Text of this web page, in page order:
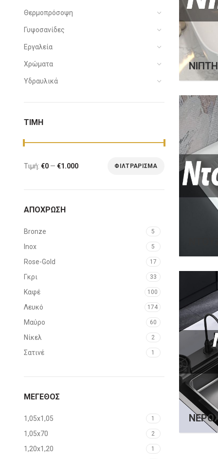
Θερμοπρόσοψη
Γυψοσανίδες
Εργαλεία
Χρώματα
Υδραυλικά
ΤΙΜΗ
Ελάχιστη
Μέγιστη
ΦΙΛΤΡΆΡΙΣΜΑ
Τιμή: €0— €1.000
ΑΠΌΧΡΩΣΗ
Bronze 5
Inox 5
Rose-Gold 17
Γκρι 33
Καφέ 100
Λευκό 174
Μαύρο 60
Νίκελ 2
Σατινέ 1
ΜΕΓΕΘΟΣ
1,05x1,05 1
1,05x70 2
1,20x1,20 1